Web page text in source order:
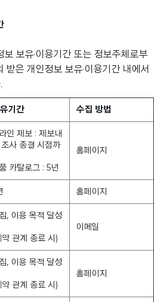
보유·이용기간 또는 정보주체로부
은 개인정보 보유·이용기간 내에서
기간 수집 방법
인 제보 : 제보내
사 종결 시점까
카탈로그 : 5년
홈페이지
홈페이지
, 이용 목적 달성
약 관계 종료 시)
이메일
, 이용 목적 달성
약 관계 종료 시)
홈페이지